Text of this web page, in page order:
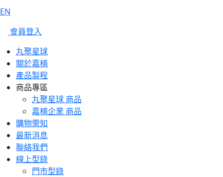
EN
會員登入
丸聚星球
關於嘉楠
產品製程
商品專區
丸聚星球 商品
嘉楠企業 商品
購物需知
最新消息
聯絡我們
線上型錄
門市型錄